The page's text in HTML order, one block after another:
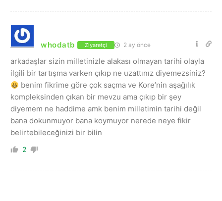
whodatb Ziyaretçi 2 ay önce
arkadaşlar sizin milletinizle alakası olmayan tarihi olayla
ilgili bir tartışma varken çıkıp ne uzattınız diyemezsiniz?
benim fikrime göre çok saçma ve Kore’nin aşağılık
kompleksinden çıkan bir mevzu ama çıkıp bir şey
diyemem ne haddime amk benim milletimin tarihi değil
bana dokunmuyor bana koymuyor nerede neye fikir
belirtebileceğinizi bir bilin
2